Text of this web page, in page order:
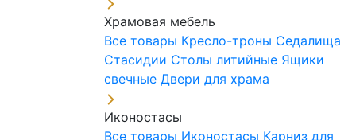
Храмовая мебель
Все товары Кресло-троны Седалища
Стасидии Столы литийные Ящики
свечные Двери для храма
Иконостасы
Все товары Иконостасы Карниз для